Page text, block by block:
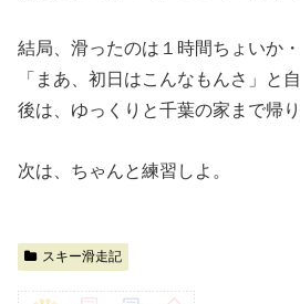
結局、滑ったのは１時間ちょいか・
「まあ、初日はこんなもんさ」と
後は、ゆっくりと千葉の家まで帰り
次は、ちゃんと練習しよ。
スキー滑走記